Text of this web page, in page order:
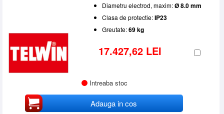
Diametru electrod, maxim:Ø 8.0 mm
Clasa de protectie:IP23
Greutate:69 kg
17.427,62 LEI
Intreaba stoc
Adauga in cos